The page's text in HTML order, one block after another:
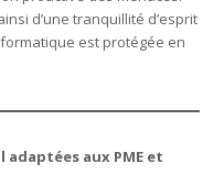
d’une tranquillité d’esprit
est protégée en
aux PME et